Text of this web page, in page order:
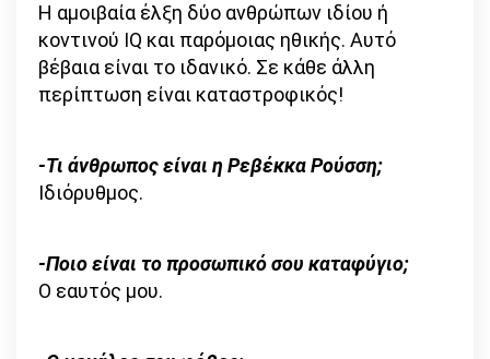
Η αμοιβαία έλξη δύο ανθρώπων ιδίου ή
κοντινού IQ και παρόμοιας ηθικής. Αυτό
βέβαια είναι το ιδανικό. Σε κάθε άλλη
περίπτωση είναι καταστροφικός!
-Τι άνθρωπος είναι η Ρεβέκκα Ρούσση;
Ιδιόρυθμος.
-Ποιο είναι το προσωπικό σου καταφύγιο;
Ο εαυτός μου.